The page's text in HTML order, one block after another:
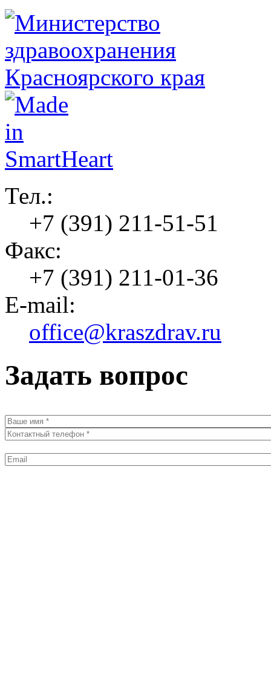
Тел.:
+7 (391) 211-51-51
Факс:
+7 (391) 211-01-36
E-mail:
office@kraszdrav.ru
Задать вопрос